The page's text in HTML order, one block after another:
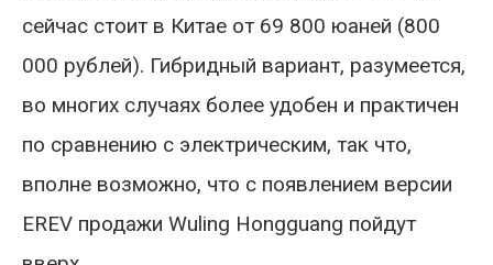
сейчас стоит в Китае от 69 800 юаней (800
000 рублей). Гибридный вариант, разумеется,
во многих случаях более удобен и практичен
по сравнению с электрическим, так что,
вполне возможно, что с появлением версии
EREV продажи Wuling Hongguang пойдут